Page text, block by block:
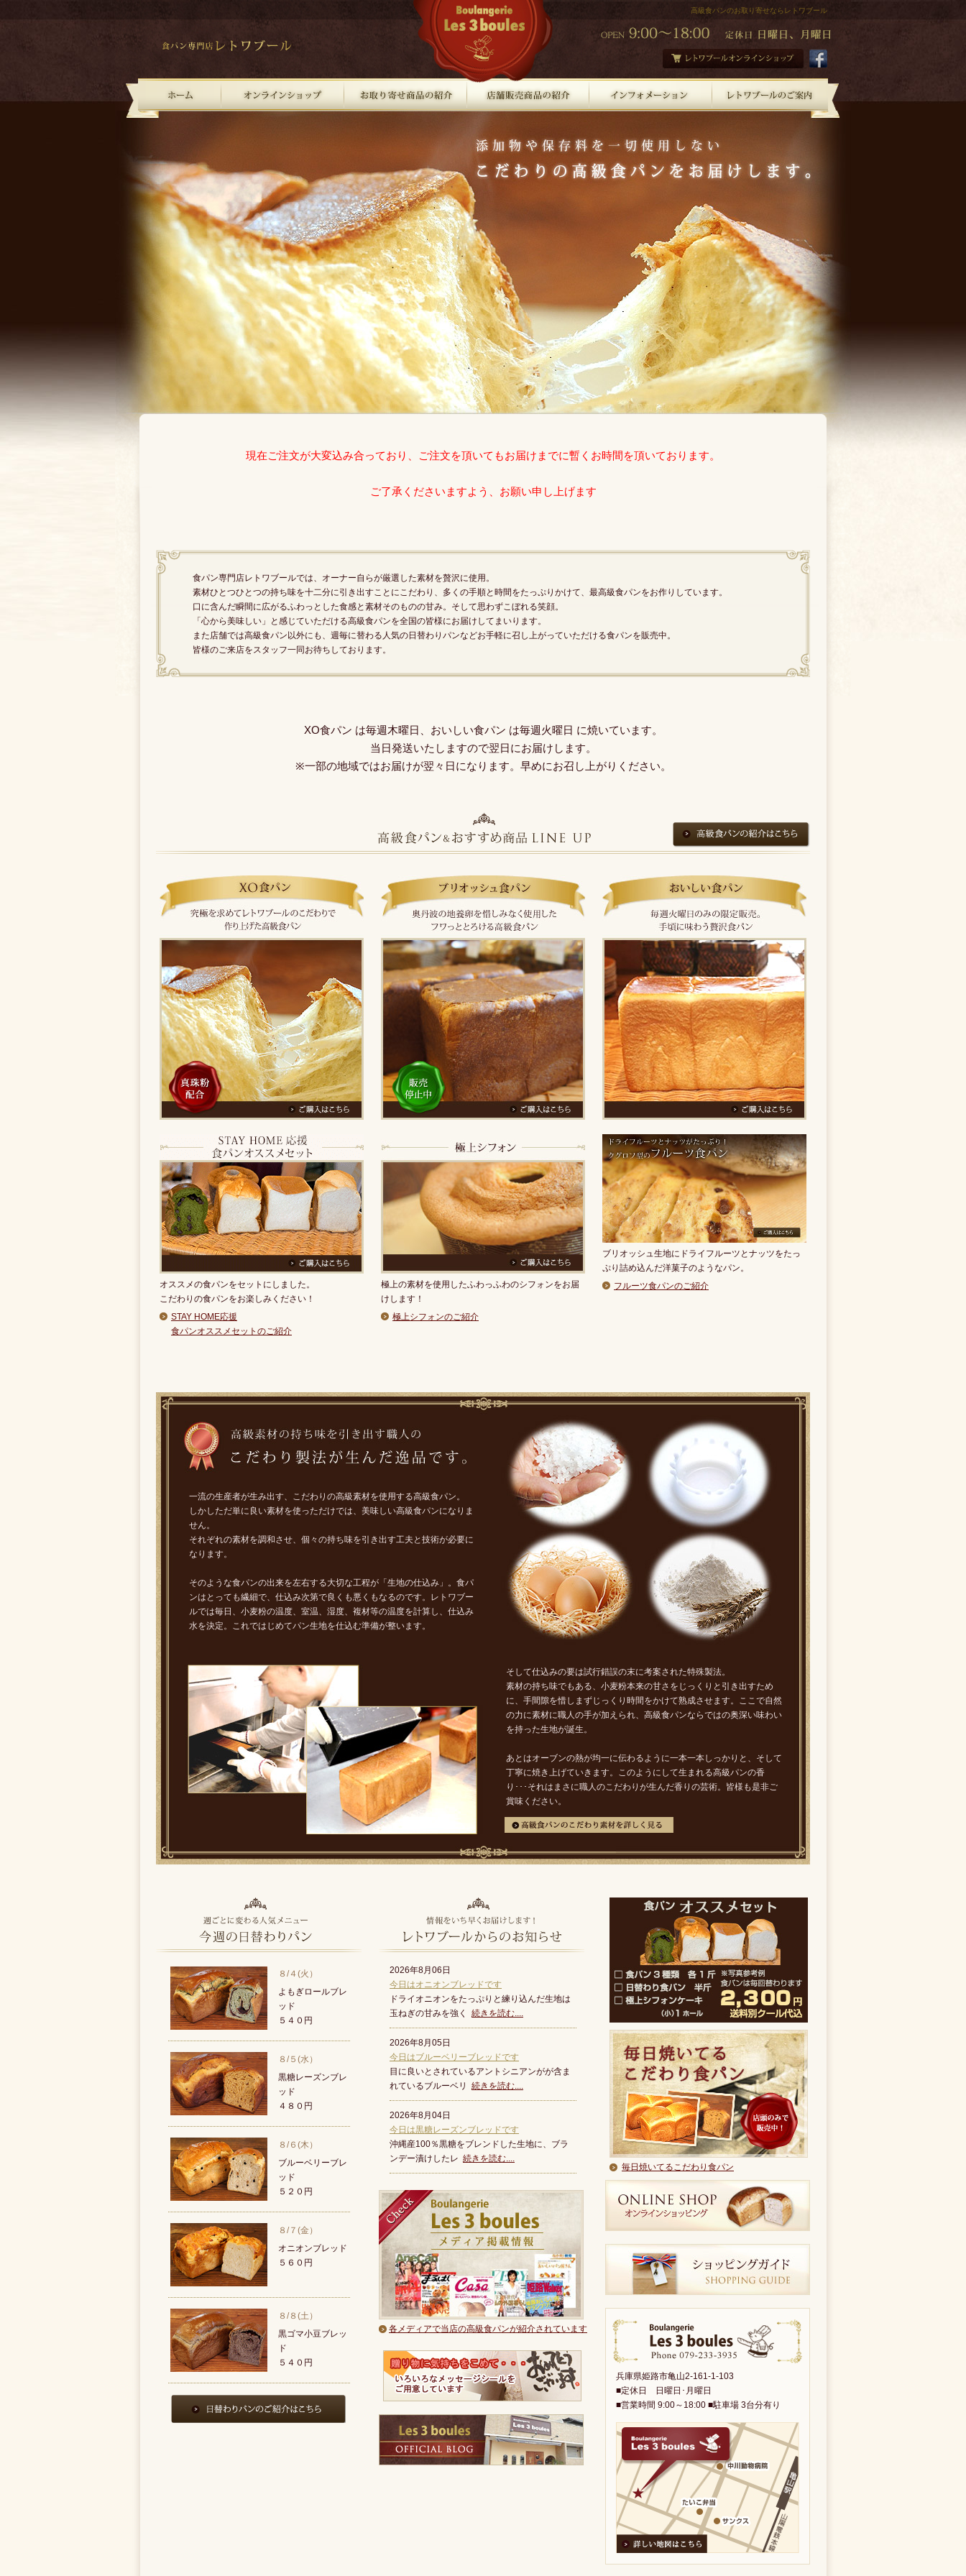
高級食パンのお取り寄せならレトワブール
現在ご注文が大変込み合っており、ご注文を頂いてもお届けまでに暫くお時間を頂いております。
ご了承くださいますよう、お願い申し上げます
食パン専門店レトワブールでは、オーナー自らが厳選した素材を贅沢に使用。
素材ひとつひとつの持ち味を十二分に引き出すことにこだわり、多くの手順と時間をたっぷりかけて、最高級食パンをお作りしています。
口に含んだ瞬間に広がるふわっとした食感と素材そのものの甘み。そして思わずこぼれる笑顔。
「心から美味しい」と感じていただける高級食パンを全国の皆様にお届けしてまいります。
また店舗では高級食パン以外にも、週毎に替わる人気の日替わりパンなどお手軽に召し上がっていただける食パンを販売中。
皆様のご来店をスタッフ一同お待ちしております。
XO食パン は毎週木曜日、おいしい食パン は毎週火曜日 に焼いています。
当日発送いたしますので翌日にお届けします。
※一部の地域ではお届けが翌々日になります。早めにお召し上がりください。
オススメの食パンをセットにしました。
こだわりの食パンをお楽しみください！
STAY HOME応援
食パンオススメセットのご紹介
極上の素材を使用したふわっふわのシフォンをお届
けします！
極上シフォンのご紹介
ブリオッシュ生地にドライフルーツとナッツをたっ
ぷり詰め込んだ洋菓子のようなパン。
フルーツ食パンのご紹介
一流の生産者が生み出す、こだわりの高級素材を使用する高級食パン。
しかしただ単に良い素材を使っただけでは、美味しい高級食パンになりま
せん。
それぞれの素材を調和させ、個々の持ち味を引き出す工夫と技術が必要に
なります。
そのような食パンの出来を左右する大切な工程が「生地の仕込み」。食パ
ンはとっても繊細で、仕込み次第で良くも悪くもなるのです。レトワブー
ルでは毎日、小麦粉の温度、室温、湿度、複材等の温度を計算し、仕込み
水を決定。これではじめてパン生地を仕込む準備が整います。
そして仕込みの要は試行錯誤の末に考案された特殊製法。
素材の持ち味でもある、小麦粉本来の甘さをじっくりと引き出すため
に、手間隙を惜しまずじっくり時間をかけて熟成させます。ここで自然
の力に素材に職人の手が加えられ、高級食パンならではの奥深い味わい
を持った生地が誕生。
あとはオーブンの熱が均一に伝わるように一本一本しっかりと、そして
丁寧に焼き上げていきます。このようにして生まれる高級パンの香
り･･･それはまさに職人のこだわりが生んだ香りの芸術。皆様も是非ご
賞味ください。
８/４(火）
よもぎロールブレ
ッド
５４０円
８/５(水）
黒糖レーズンブレ
ッド
４８０円
８/６(木）
ブルーベリーブレ
ッド
５２０円
８/７(金）
オニオンブレッド
５６０円
８/８(土）
黒ゴマ小豆ブレッ
ド
５４０円
2026年8月06日
今日はオニオンブレッドです
ドライオニオンをたっぷりと練り込んだ生地は
玉ねぎの甘みを強く 続きを読む....
2026年8月05日
今日はブルーベリーブレッドです
目に良いとされているアントシニアンがが含ま
れているブルーベリ 続きを読む....
2026年8月04日
今日は黒糖レーズンブレッドです
沖縄産100％黒糖をブレンドした生地に、ブラ
ンデー漬けしたレ 続きを読む....
各メディアで当店の高級食パンが紹介されています
毎日焼いてるこだわり食パン
兵庫県姫路市亀山2-161-1-103
■定休日 日曜日･月曜日
■営業時間 9:00～18:00 ■駐車場 3台分有り